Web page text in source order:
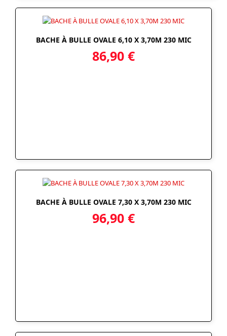
BACHE À BULLE OVALE 6,10 X 3,70M 230 MIC
86,90 €
BACHE À BULLE OVALE 7,30 X 3,70M 230 MIC
96,90 €